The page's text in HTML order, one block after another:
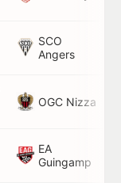
SCO
Angers
OGC Nizza
EA
Guingamp